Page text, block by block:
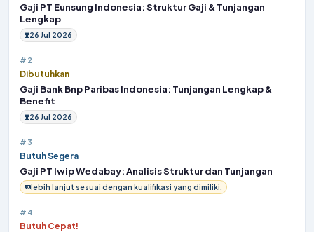
Gaji PT Eunsung Indonesia: Struktur Gaji & Tunjangan
Lengkap
26 Jul 2026
#2
Dibutuhkan
Gaji Bank Bnp Paribas Indonesia: Tunjangan Lengkap &
Benefit
26 Jul 2026
#3
Butuh Segera
Gaji PT Iwip Wedabay: Analisis Struktur dan Tunjangan
lebih lanjut sesuai dengan kualifikasi yang dimiliki.
#4
Butuh Cepat!